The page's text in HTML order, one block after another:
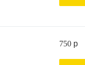
750 p